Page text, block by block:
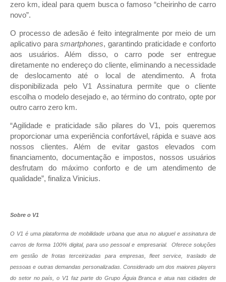
zero km, ideal para quem busca o famoso “cheirinho de carro
novo”.
O processo de adesão é feito integralmente por meio de um
aplicativo parasmartphones, garantindo praticidade e conforto
aos usuários. Além disso, o carro pode ser entregue
diretamente no endereço do cliente, eliminando a necessidade
de deslocamento até o local de atendimento. A frota
disponibilizada pelo V1 Assinatura permite que o cliente
escolha o modelo desejado e, ao término do contrato, opte por
outro carro zero km.
“Agilidade e praticidade são pilares do V1, pois queremos
proporcionar uma experiência confortável, rápida e suave aos
nossos clientes. Além de evitar gastos elevados com
financiamento, documentação e impostos, nossos usuários
desfrutam do máximo conforto e de um atendimento de
qualidade”, finaliza Vinicius.
Sobre o V1
O V1 é uma plataforma de mobilidade urbana que atua no aluguel e assinatura de
carros de forma 100% digital, para uso pessoal e empresarial. Oferece soluções
em gestão de frotas terceirizadas para empresas, fleet service, traslado de
pessoas e outras demandas personalizadas. Considerado um dos maiores players
do setor no país, o V1 faz parte do Grupo Águia Branca e atua nas cidades de